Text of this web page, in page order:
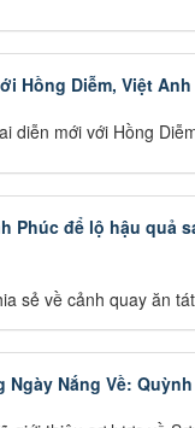
Hồng Diễm, Việt
diễn mới với Hồng
Phúc để lộ hậu quả
sẻ về cảnh quay ăn
Ngày Nắng Về: